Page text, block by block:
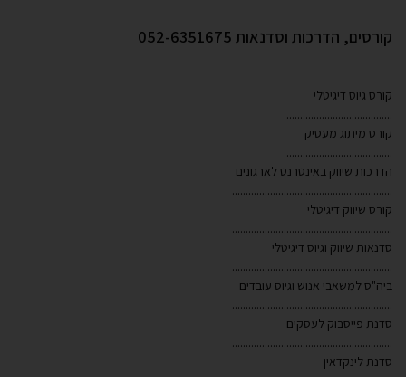
הדרכות וסדנאות 052-6351675
דיגיטלי
מיתוג מעסיק
שיווק באינטרנט לארגונים
דיגיטלי
שיווק וגיוס דיגיטלי
למשאבי אנוש וגיוס עובדים
פייסבוק לעסקים
לינקדאין